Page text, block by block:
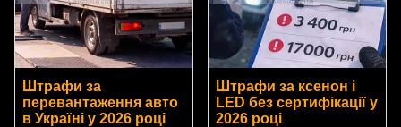
Штрафи за
перевантаження авто
в Україні у 2026 році
Штрафи за ксенон і
LED без сертифікації у
2026 році